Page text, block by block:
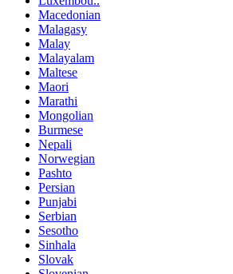
Macedonian
Malagasy
Malay
Malayalam
Maltese
Maori
Marathi
Mongolian
Burmese
Nepali
Norwegian
Pashto
Persian
Punjabi
Serbian
Sesotho
Sinhala
Slovak